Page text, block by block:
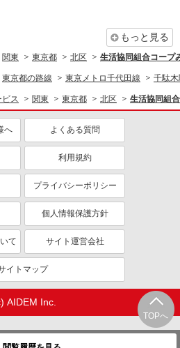
TOPへ
もっと見る
関東 東京都 北区 生活協同組合コー
東京都の路線 東京メトロ千代田線 千駄
ス 関東 東京都 北区 生活協同組
へ よくある質問
利用規約
プライバシーポリシー
個人情報保護方針
て サイト運営会社
イトマップ
AIDEM Inc.